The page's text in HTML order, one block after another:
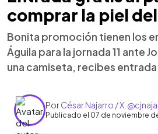
comprar la piel
Bonita promoción tienen los
Águila para la jornada 11 ante
una camiseta, recibes entrada
PorCésar Najarro / X:
Publicado el 07 de noviembre